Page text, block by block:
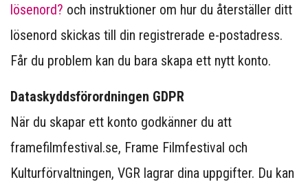
lösenord? och instruktioner om hur du återställer ditt
lösenord skickas till din registrerade e-postadress.
Får du problem kan du bara skapa ett nytt konto.
Dataskyddsförordningen GDPR
När du skapar ett konto godkänner du att
framefilmfestival.se, Frame Filmfestival och
Kulturförvaltningen, VGR lagrar dina uppgifter. Du kan